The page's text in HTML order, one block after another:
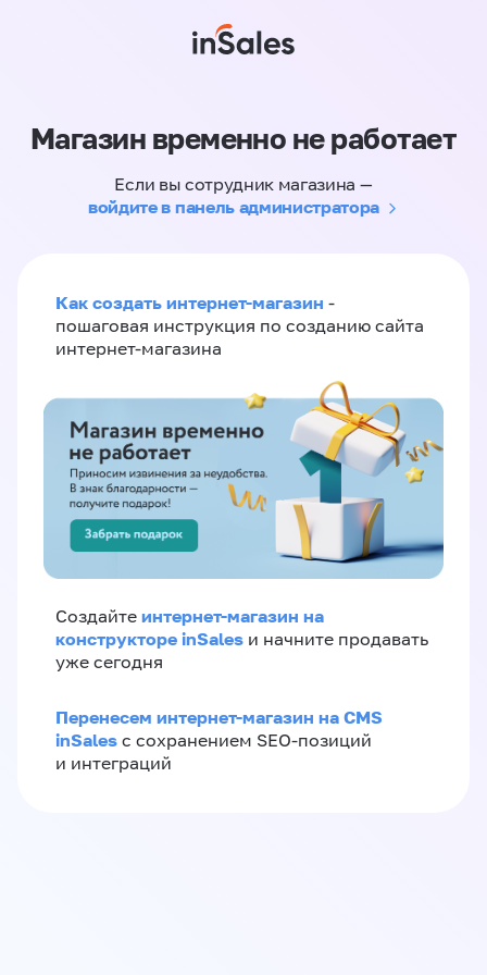
Магазин временно не работает
Если вы сотрудник магазина —
войдите в панель администратора
Как создать интернет-магазин -
пошаговая инструкция по созданию сайта
интернет-магазина
Создайте интернет-магазин на
конструкторе inSales и начните продавать
уже сегодня
Перенесем интернет-магазин на CMS
inSales с сохранением SEO-позиций
и интеграций